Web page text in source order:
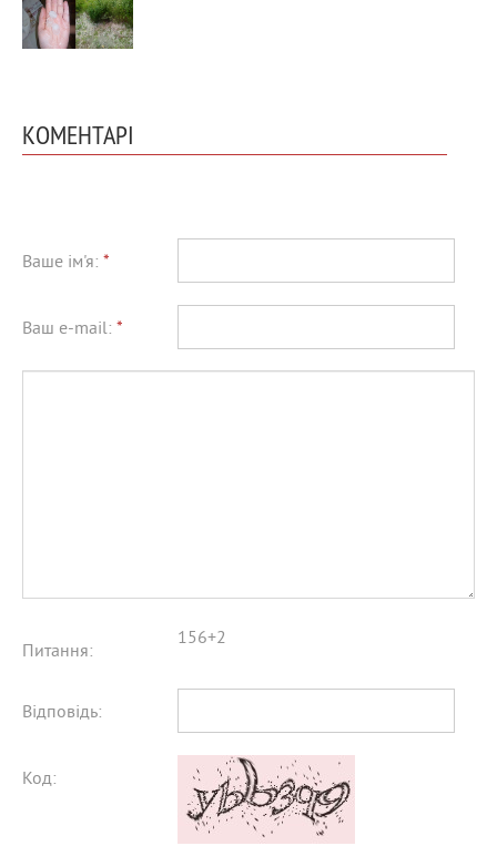
КОМЕНТАРІ
Ваше ім'я: *
Ваш e-mail: *
Питання:
156+2
Відповідь:
Код: